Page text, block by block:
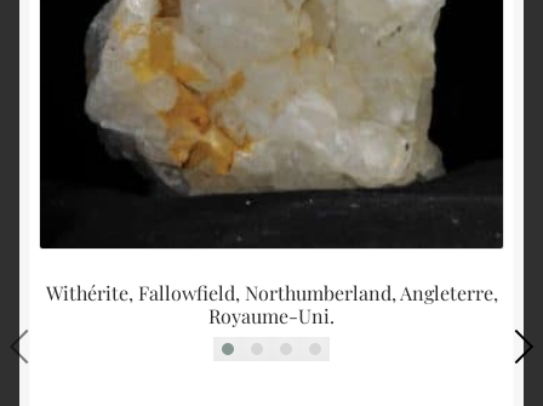
Withérite, Fallowfield, Northumberland, Angleterre,
Royaume-Uni.